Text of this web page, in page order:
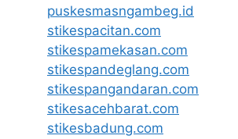
puskesmasngambeg.id
stikespacitan.com
stikespamekasan.com
stikespandeglang.com
stikespangandaran.com
stikesacehbarat.com
stikesbadung.com